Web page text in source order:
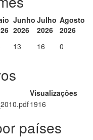
Junho
2026
Julho
2026
Agosto
2026
13 16 0
Visualizações
1916
países